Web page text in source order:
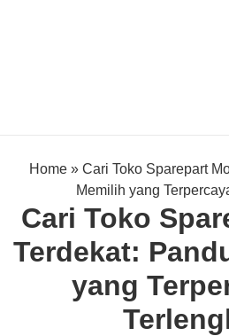
Home» Cari Toko Sparepart
Memilih yang
Cari Toko
Terdekat:
yang